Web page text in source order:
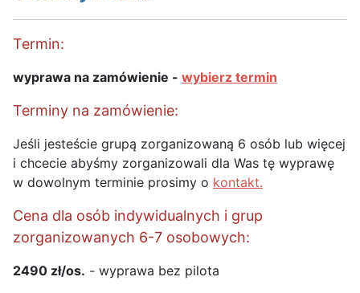
Termin:
wyprawa na zamówienie - wybierz termin
Terminy na zamówienie:
Jeśli jesteście grupą zorganizowaną 6 osób lub więcej
i chcecie abyśmy zorganizowali dla Was tę wyprawę
w dowolnym terminie prosimy o kontakt.
Cena dla osób indywidualnych i grup
zorganizowanych 6-7 osobowych:
2490 zł/os. - wyprawa bez pilota